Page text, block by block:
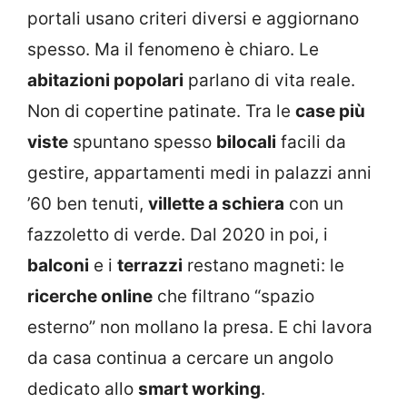
portali usano criteri diversi e aggiornano
spesso. Ma il fenomeno è chiaro. Le
abitazioni popolari parlano di vita reale.
Non di copertine patinate. Tra le case più
viste spuntano spesso bilocali facili da
gestire, appartamenti medi in palazzi anni
’60 ben tenuti, villette a schiera con un
fazzoletto di verde. Dal 2020 in poi, i
balconi e i terrazzi restano magneti: le
ricerche online che filtrano “spazio
esterno” non mollano la presa. E chi lavora
da casa continua a cercare un angolo
dedicato allo smart working.